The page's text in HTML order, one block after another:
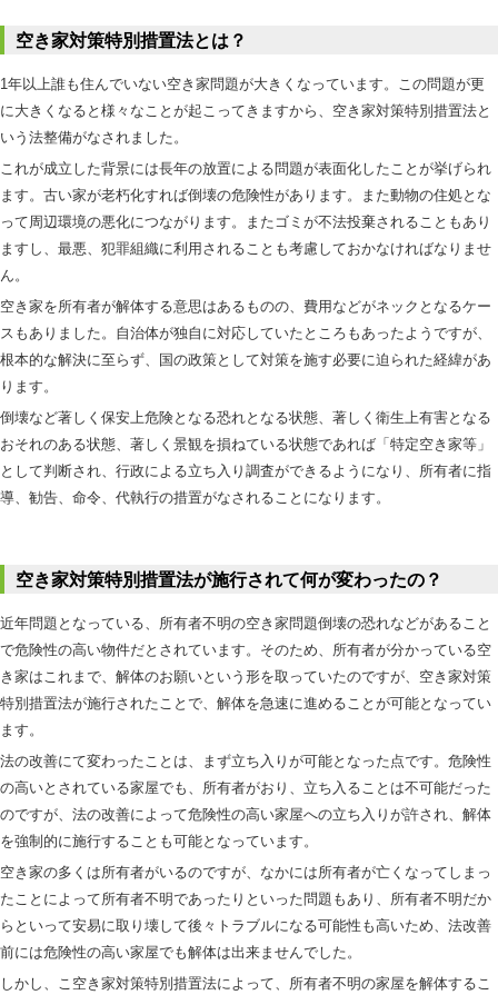
空き家対策特別措置法とは？
1年以上誰も住んでいない空き家問題が大きくなっています。この問題が更
に大きくなると様々なことが起こってきますから、空き家対策特別措置法と
いう法整備がなされました。
これが成立した背景には長年の放置による問題が表面化したことが挙げられ
ます。古い家が老朽化すれば倒壊の危険性があります。また動物の住処とな
って周辺環境の悪化につながります。またゴミが不法投棄されることもあり
ますし、最悪、犯罪組織に利用されることも考慮しておかなければなりませ
ん。
空き家を所有者が解体する意思はあるものの、費用などがネックとなるケー
スもありました。自治体が独自に対応していたところもあったようですが、
根本的な解決に至らず、国の政策として対策を施す必要に迫られた経緯があ
ります。
倒壊など著しく保安上危険となる恐れとなる状態、著しく衛生上有害となる
おそれのある状態、著しく景観を損ねている状態であれば「特定空き家等」
として判断され、行政による立ち入り調査ができるようになり、所有者に指
導、勧告、命令、代執行の措置がなされることになります。
空き家対策特別措置法が施行されて何が変わったの？
近年問題となっている、所有者不明の空き家問題倒壊の恐れなどがあること
で危険性の高い物件だとされています。そのため、所有者が分かっている空
き家はこれまで、解体のお願いという形を取っていたのですが、空き家対策
特別措置法が施行されたことで、解体を急速に進めることが可能となってい
ます。
法の改善にて変わったことは、まず立ち入りが可能となった点です。危険性
の高いとされている家屋でも、所有者がおり、立ち入ることは不可能だった
のですが、法の改善によって危険性の高い家屋への立ち入りが許され、解体
を強制的に施行することも可能となっています。
空き家の多くは所有者がいるのですが、なかには所有者が亡くなってしまっ
たことによって所有者不明であったりといった問題もあり、所有者不明だか
らといって安易に取り壊して後々トラブルになる可能性も高いため、法改善
前には危険性の高い家屋でも解体は出来ませんでした。
しかし、こ空き家対策特別措置法によって、所有者不明の家屋を解体するこ